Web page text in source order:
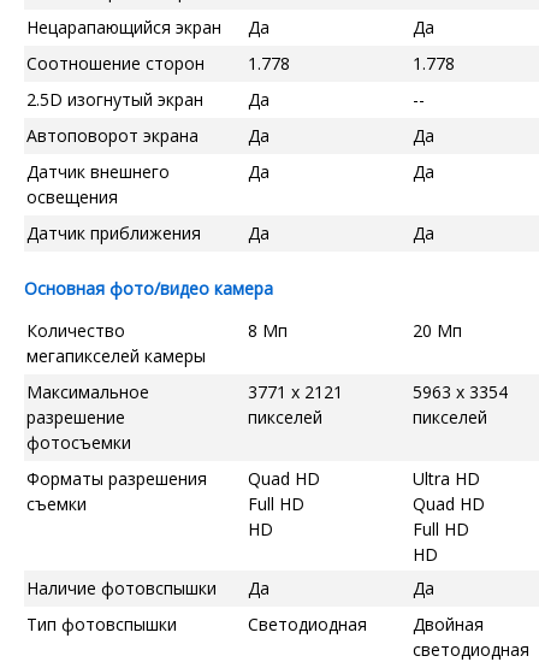
Нецарапающийся экран
Да
Да
Соотношение сторон
1.778
1.778
2.5D изогнутый экран
Да
--
Автоповорот экрана
Да
Да
Датчик внешнего
освещения
Да Да
Датчик приближения Да Да
Основная фото/видео камера
Количество
мегапикселей камеры
8 Мп 20 Мп
Максимальное
разрешение
фотосъемки
3771 x 2121
пикселей
5963 x 3354
пикселей
Форматы разрешения
съемки
Quad HD
Full HD
HD
Ultra HD
Quad HD
Full HD
HD
Наличие фотовспышки
Да
Да
Тип фотовспышки
Светодиодная
Двойная
светодиодная